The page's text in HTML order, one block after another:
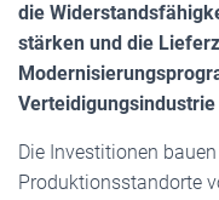
die
stärken und die
Die Investitionen
Produktionsstandorte